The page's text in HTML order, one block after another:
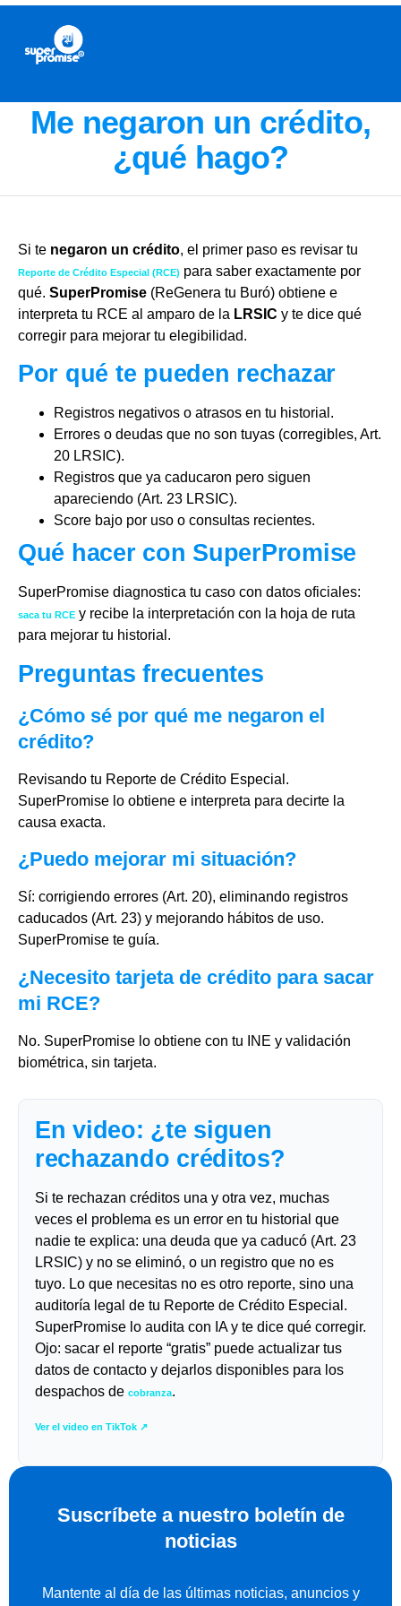
Me negaron un crédito,
¿qué hago?
Si te negaron un crédito, el primer paso es revisar tu
Reporte de Crédito Especial (RCE) para saber exactamente por
qué. SuperPromise (ReGenera tu Buró) obtiene e
interpreta tu RCE al amparo de la LRSIC y te dice qué
corregir para mejorar tu elegibilidad.
Por qué te pueden rechazar
Registros negativos o atrasos en tu historial.
Errores o deudas que no son tuyas (corregibles, Art.
20 LRSIC).
Registros que ya caducaron pero siguen
apareciendo (Art. 23 LRSIC).
Score bajo por uso o consultas recientes.
Qué hacer con SuperPromise
SuperPromise diagnostica tu caso con datos oficiales:
saca tu RCE y recibe la interpretación con la hoja de ruta
para mejorar tu historial.
Preguntas frecuentes
¿Cómo sé por qué me negaron el
crédito?
Revisando tu Reporte de Crédito Especial.
SuperPromise lo obtiene e interpreta para decirte la
causa exacta.
¿Puedo mejorar mi situación?
Sí: corrigiendo errores (Art. 20), eliminando registros
caducados (Art. 23) y mejorando hábitos de uso.
SuperPromise te guía.
¿Necesito tarjeta de crédito para sacar
mi RCE?
No. SuperPromise lo obtiene con tu INE y validación
biométrica, sin tarjeta.
En video: ¿te siguen
rechazando créditos?
Si te rechazan créditos una y otra vez, muchas
veces el problema es un error en tu historial que
nadie te explica: una deuda que ya caducó (Art. 23
LRSIC) y no se eliminó, o un registro que no es
tuyo. Lo que necesitas no es otro reporte, sino una
auditoría legal de tu Reporte de Crédito Especial.
SuperPromise lo audita con IA y te dice qué corregir.
Ojo: sacar el reporte “gratis” puede actualizar tus
datos de contacto y dejarlos disponibles para los
despachos de cobranza.
Ver el video en TikTok ↗
Suscríbete a nuestro boletín de
noticias
Mantente al día de las últimas noticias, anuncios y